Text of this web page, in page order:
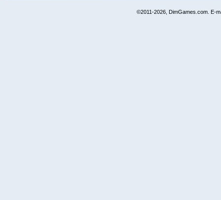
©2011-2026, DimGames.com. E-